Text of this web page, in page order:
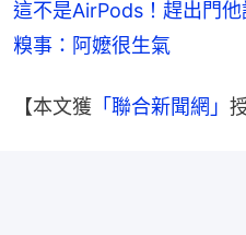
這不是AirPods！趕出門
糗事：阿嬤很生氣
【本文獲 「聯合新聞網」